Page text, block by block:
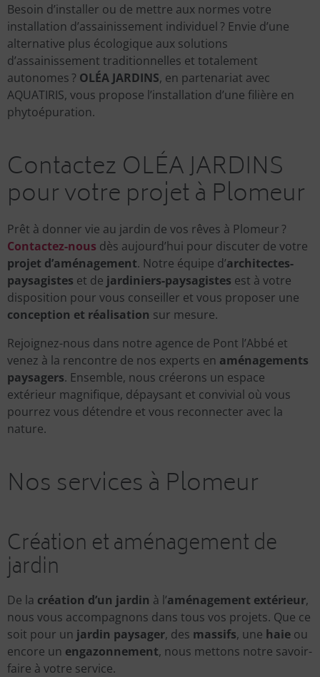
Besoin d’installer ou de mettre aux normes votre
installation d’assainissement individuel ? Envie d’une
alternative plus écologique aux solutions
d’assainissement traditionnelles et totalement
autonomes ? OLÉA JARDINS, en partenariat avec
AQUATIRIS, vous propose l’installation d’une filière en
phytoépuration.
Contactez OLÉA JARDINS
pour votre projet à Plomeur
Prêt à donner vie au jardin de vos rêves à Plomeur ?
Contactez-nous dès aujourd’hui pour discuter de votre
projet d’aménagement. Notre équipe d’architectes-
paysagistes et de jardiniers-paysagistes est à votre
disposition pour vous conseiller et vous proposer une
conception et réalisation sur mesure.
Rejoignez-nous dans notre agence de Pont l’Abbé et
venez à la rencontre de nos experts en aménagements
paysagers. Ensemble, nous créerons un espace
extérieur magnifique, dépaysant et convivial où vous
pourrez vous détendre et vous reconnecter avec la
nature.
Nos services à Plomeur
Création et aménagement de
jardin
De la création d’un jardin à l’aménagement extérieur,
nous vous accompagnons dans tous vos projets. Que ce
soit pour un jardin paysager, des massifs, une haie ou
encore un engazonnement, nous mettons notre savoir-
faire à votre service.